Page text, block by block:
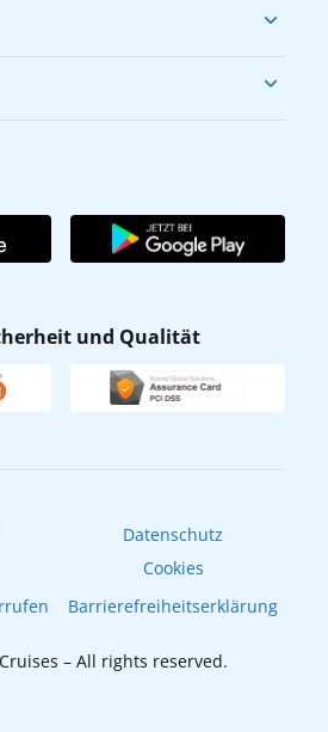
und Qualität
Datenschutz
Cookies
Barrierefreiheitserklärung
– All rights reserved.